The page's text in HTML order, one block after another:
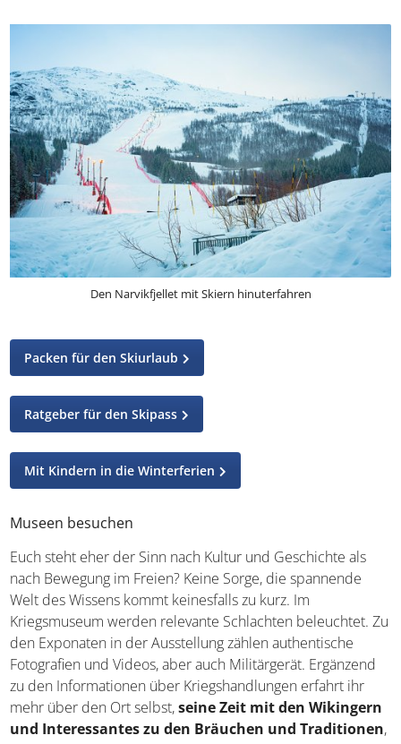
Packen für den Skiurlaub
Ratgeber für den Skipass
Museen besuchen
Euch steht eher der Sinn nach Kultur und Geschichte als
nach Bewegung im Freien? Keine Sorge, die spannende
Welt des Wissens kommt keinesfalls zu kurz. Im
Kriegsmuseum werden relevante Schlachten beleuchtet.
Zu den Exponaten in der Ausstellung zählen authentische
Fotografien und Videos, aber auch Militärgerät. Ergänzend
zu den Informationen über Kriegshandlungen erfahrt ihr